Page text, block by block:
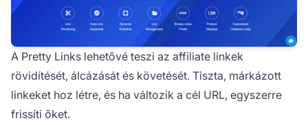
A Pretty Links lehetővé teszi az affiliate linkek
rövidítését, álcázását és követését. Tiszta, márkázott
linkeket hoz létre, és ha változik a cél URL, egyszerre
frissíti őket.